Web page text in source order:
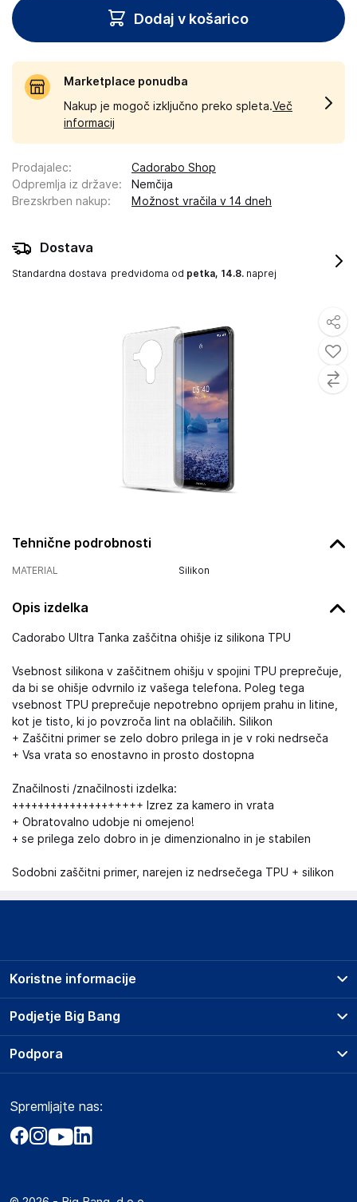
Tehnične podrobnosti
MATERIAL Silikon
Opis izdelka
Cadorabo Ultra Tanka zaščitna ohišje iz silikona TPU
Vsebnost silikona v zaščitnem ohišju v spojini TPU preprečuje,
da bi se ohišje odvrnilo iz vašega telefona. Poleg tega
vsebnost TPU preprečuje nepotrebno oprijem prahu in litine,
kot je tisto, ki jo povzroča lint na oblačilih. Silikon
+ Zaščitni primer se zelo dobro prilega in je v roki nedrseča
+ Vsa vrata so enostavno in prosto dostopna
Značilnosti /značilnosti izdelka:
++++++++++++++++++++ Izrez za kamero in vrata
+ Obratovalno udobje ni omejeno!
+ se prilega zelo dobro in je dimenzionalno in je stabilen
Sodobni zaščitni primer, narejen iz nedrsečega TPU + silikon
Dodaj v košarico
Marketplace ponudba
Nakup je mogoč izključno preko spleta.Več
informacij
Prodajalec:
Cadorabo Shop
Odpremlja iz države:
Nemčija
Brezskrben nakup: Možnost vračila v 14 dneh
Dostava
Standardna dostava predvidoma od petka, 14.8. naprej
Podjetje Big Bang
O podjetju
Obvestila za javnost
Akt o digitalnih storitvah
Koristne informacije
Prodajna mesta
Storitve
Dostava, vnos in odvoz
Zavarovanje izdelkov
Podpora
Marketplace
Kako oddati naročilo?
Spremljajte nas: